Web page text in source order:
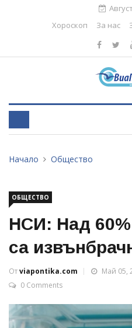
Хороскоп
За нас
Начало Общество
ОБЩЕСТВО
НСИ: Над 60%
са
Отviapontika.com
Май 05,
0 Comments